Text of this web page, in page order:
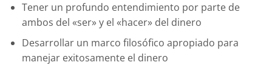
Tener un profundo entendimiento por parte de
ambos del «ser» y el «hacer» del dinero
Desarrollar un marco filosófico apropiado para
manejar exitosamente el dinero